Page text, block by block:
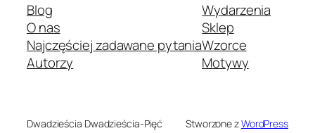
Blog
O nas
Najczęściej zadawane pytania
Autorzy
Wydarzenia
Sklep
Wzorce
Motywy
Dwadzieścia Dwadzieścia-Pięć Stworzone zWordPress